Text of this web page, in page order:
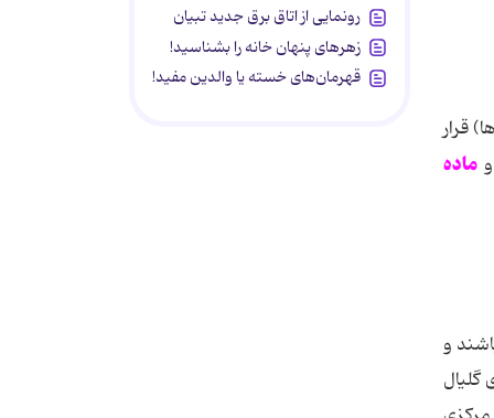
قرار
و ماده
و
رونمایی از اتاق برق جدید تبیان
زهرهای پنهان خانه را بشناسید!
قهرمان‌های خسته یا والدین مفید!